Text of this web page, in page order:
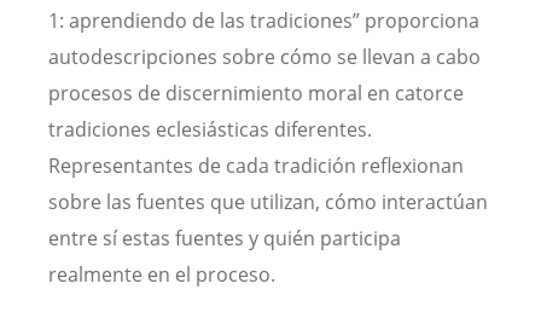
1: aprendiendo de las tradiciones” proporciona
autodescripciones sobre cómo se llevan a cabo
procesos de discernimiento moral en catorce
tradiciones eclesiásticas diferentes.
Representantes de cada tradición reflexionan
sobre las fuentes que utilizan, cómo interactúan
entre sí estas fuentes y quién participa
realmente en el proceso.